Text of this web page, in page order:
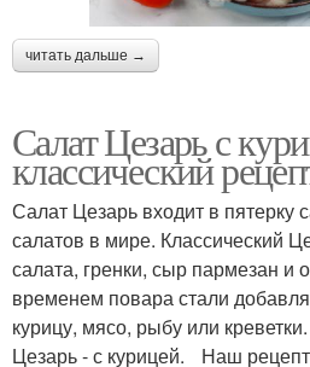
читать дальше →
Салат Цезарь с
классический
Салат Цезарь входит в пятерку
салатов в мире. Классический
салата, гренки, сыр пармезан и
временем повара стали
курицу, мясо, рыбу или
Цезарь - с курицей. Наш